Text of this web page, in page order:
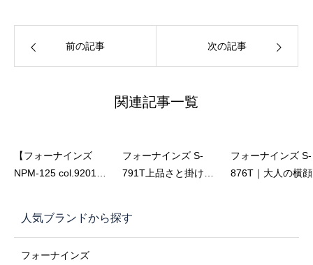
前の記事 次の記事
関連記事一覧
【フォーナインズ
NPM-125 col.9201】
のための日本製メガ
フォーナインズ S-
791T上品さと掛け心
おすすめの日本製ア
フォーナインズ S-
876T｜大人の横
人気ブランドから探す
フォーナインズ